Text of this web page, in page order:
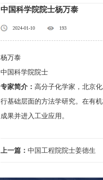
中国科学院院士杨万泰
2024-01-10 193
杨万泰
中国科学院院士
专家简介： 高分子化学家，北京
行基础层面的方法学研究。在有
成果并进入工业应用。
上一篇： 中国工程院院士姜德生